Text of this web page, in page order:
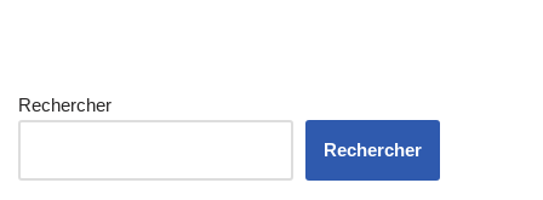
Rechercher
Rechercher